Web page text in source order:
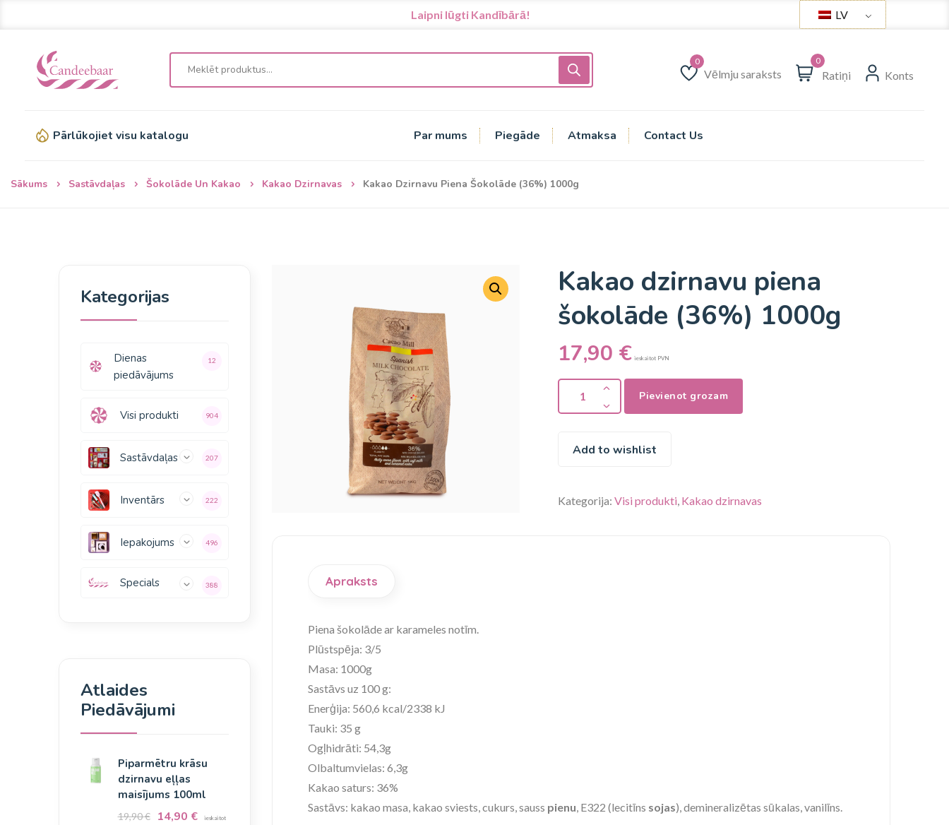
Laipni lūgti Kandībārā! LV
Vēlmju saraksts
Vēlmju saraksts
0
Ratiņi Konts
Pārlūkojiet visu katalogu Par mums Piegāde Atmaksa Contact Us
Sākums Sastāvdaļas Šokolāde Un Kakao Kakao Dzirnavas Kakao Dzirnavu Piena Šokolāde (36%) 1000g
Kakao dzirnavu piena
šokolāde (36%) 1000g
17,90 € ieskaitot PVN
Pievienot grozam
Add to wishlist
Kategorija: Visi produkti Kakao dzirnavas
Apraksts
Piena šokolāde ar karameles notīm.
Plūstspēja: 3/5
Masa: 1000g
Sastāvs uz 100 g:
Enerģija: 560,6 kcal/2338 kJ
Tauki: 35 g
Ogļhidrāti: 54,3g
Olbaltumvielas: 6,3g
Kakao saturs: 36%
Sastāvs: kakao masa, kakao sviests, cukurs, sauss pienu , E322 (lecitīns sojas), demineralizētas sūkalas, vanilīns.
Kategorijas
Dienas
piedāvājums
12
Visi produkti 904
Sastāvdaļas 207
Inventārs 222
Iepakojums 496
Specials 388
Atlaides
Piedāvājumi
Piparmētru krāsu
dzirnavu eļļas
maisījums 100ml
19,90€ 14,90 € ieskaitot